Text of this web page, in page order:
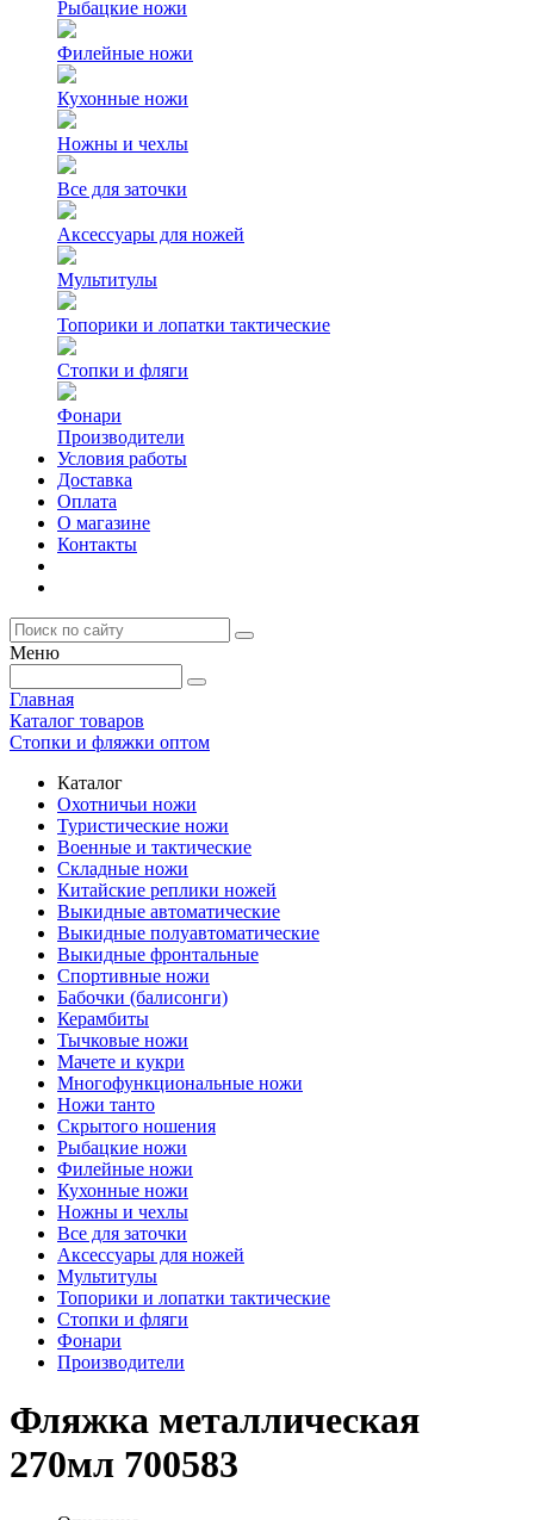
Рыбацкие ножи
Филейные ножи
Кухонные ножи
Ножны и чехлы
Все для заточки
Аксессуары для ножей
Мультитулы
Топорики и лопатки тактические
Стопки и фляги
Фонари
Производители
Условия работы
Доставка
Оплата
О магазине
Контакты
Меню
Главная
Каталог товаров
Стопки и фляжки оптом
Каталог
Охотничьи ножи
Туристические ножи
Военные и тактические
Складные ножи
Китайские реплики ножей
Выкидные автоматические
Выкидные полуавтоматические
Выкидные фронтальные
Спортивные ножи
Бабочки (балисонги)
Керамбиты
Тычковые ножи
Мачете и кукри
Многофункциональные ножи
Ножи танто
Скрытого ношения
Рыбацкие ножи
Филейные ножи
Кухонные ножи
Ножны и чехлы
Все для заточки
Аксессуары для ножей
Мультитулы
Топорики и лопатки тактические
Стопки и фляги
Фонари
Производители
Фляжка металлическая
270мл 700583